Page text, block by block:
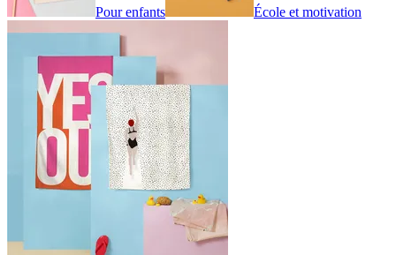
Pour enfants École et motivation